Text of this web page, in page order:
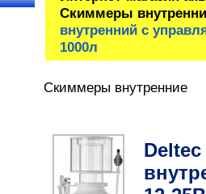
Скиммеры
внутренний с
1000л
Скиммеры внутренние